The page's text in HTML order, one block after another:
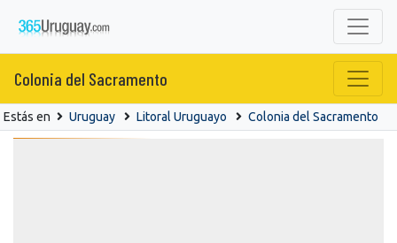
Colonia del Sacramento
Estás en Uruguay Litoral Uruguayo Colonia del Sacramento